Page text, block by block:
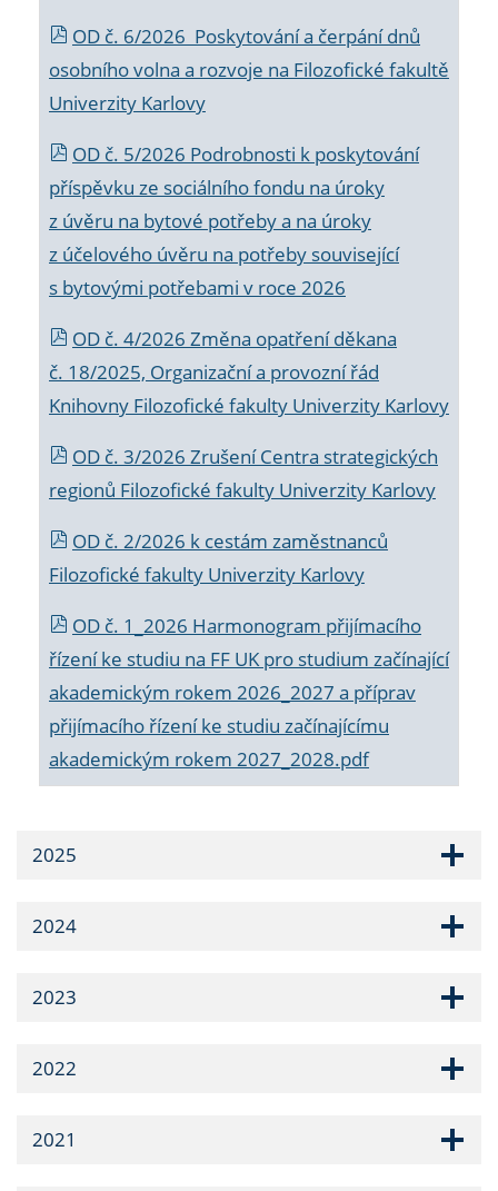
OD č. 6/2026 Poskytování a čerpání dnů
osobního volna a rozvoje na Filozofické fakultě
Univerzity Karlovy
OD č. 5/2026 Podrobnosti k poskytování
příspěvku ze sociálního fondu na úroky
z úvěru na bytové potřeby a na úroky
z účelového úvěru na potřeby související
s bytovými potřebami v roce 2026
OD č. 4/2026 Změna opatření děkana
č. 18/2025, Organizační a provozní řád
Knihovny Filozofické fakulty Univerzity Karlovy
OD č. 3/2026 Zrušení Centra strategických
regionů Filozofické fakulty Univerzity Karlovy
OD č. 2/2026 k cestám zaměstnanců
Filozofické fakulty Univerzity Karlovy
OD č. 1_2026 Harmonogram přijímacího
řízení ke studiu na FF UK pro studium začínající
akademickým rokem 2026_2027 a příprav
přijímacího řízení ke studiu začínajícímu
akademickým rokem 2027_2028.pdf
2025
2024
2023
2022
2021